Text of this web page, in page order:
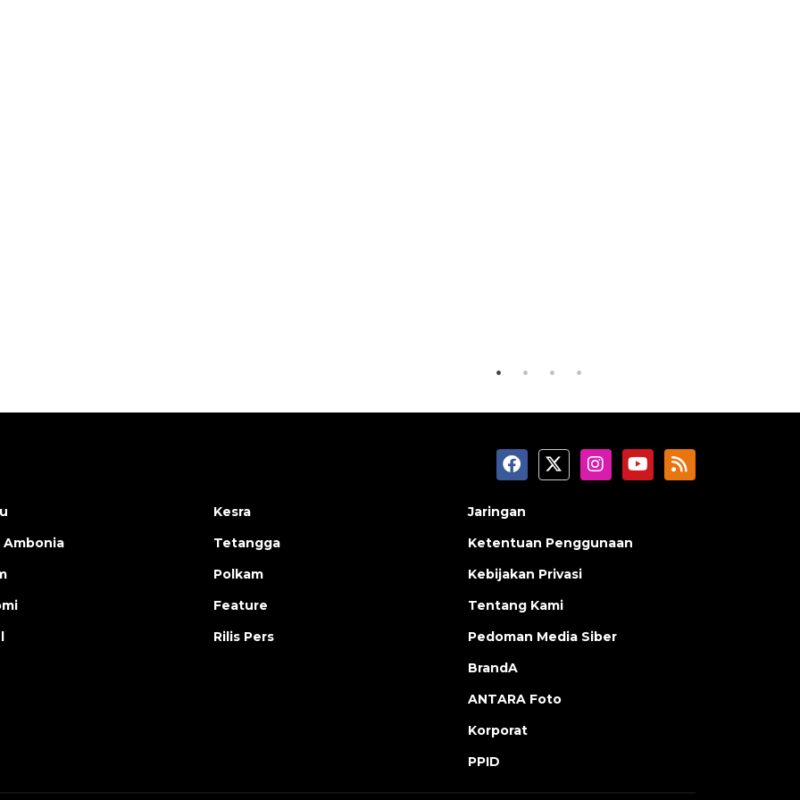
Kesra
Tetangga
Polkam
Feature
Rilis Pers
Jaringan
Ketentuan Penggunaan
Kebijakan Privasi
Tentang Kami
Pedoman Media Siber
BrandA
ANTARA Foto
Korporat
PPID